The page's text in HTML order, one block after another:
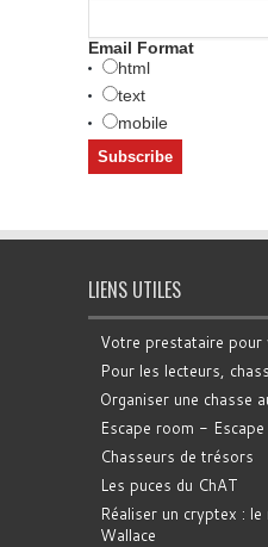
Email Format
html
text
mobile
LIENS UTILES
Votre prestataire pour
Pour les lecteurs,
Organiser une chasse
Escape room - Escape
Chasseurs de trésors
Les puces du ChAT
Réaliser un cryptex :
Wallace